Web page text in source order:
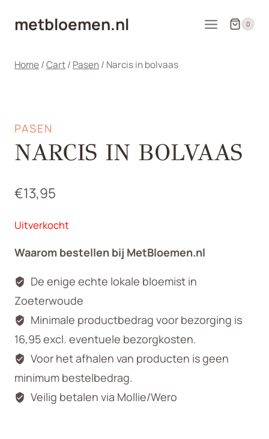
naarmetbloemen.nl 0
Home/Cart/ Pasen/ Narcis in bolvaas
PASEN
NARCIS IN BOLVAAS
€13,95
Uitverkocht
Waarom bestellen bij MetBloemen.nl
De enige echte lokale bloemist in
Zoeterwoude
Minimale productbedrag voor bezorging is
16,95 excl. eventuele bezorgkosten.
Voor het afhalen van producten is geen
minimum bestelbedrag.
Veilig betalen via Mollie/Wero